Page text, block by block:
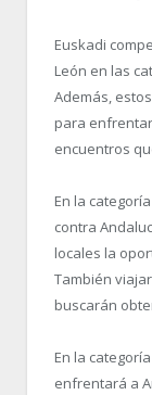
Euskadi
León en las
Además,
para
encuentros
En la
contra
locales la
También
buscarán
En la
enfrentará a